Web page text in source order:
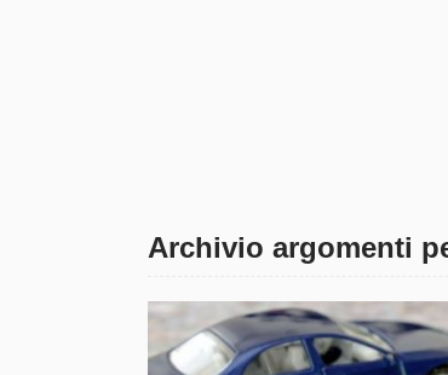
Archivio argomenti